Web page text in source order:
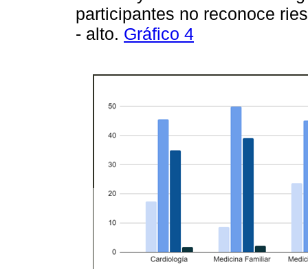
participantes no reconoce
- alto. Gráfico 4